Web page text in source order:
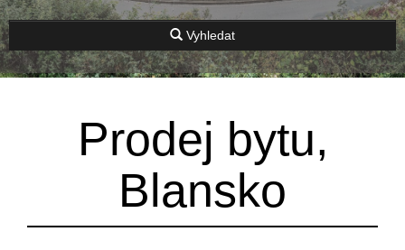
Vyhledat
Prodej bytu,
Blansko